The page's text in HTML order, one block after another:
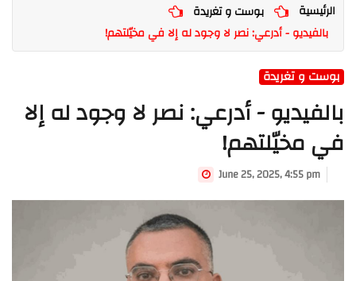
الرئيسية
بوست و تغريدة
بالفيديو - أدرعي: نصر لا وجود له إلا في مخيّلتهم!
بوست و تغريدة
بالفيديو - أدرعي: نصر لا وجود له إلا
في مخيّلتهم!
June 25, 2025, 4:55 pm